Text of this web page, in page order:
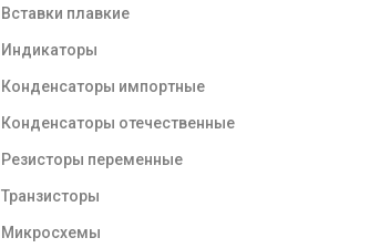
Вставки плавкие
Индикаторы
Конденсаторы импортные
Конденсаторы отечественные
Резисторы переменные
Транзисторы
Микросхемы